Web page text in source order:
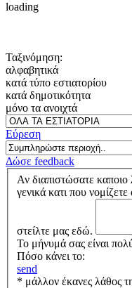
loading
Ταξινόμηση:
αλφαβητικά
κατά τύπο εστιατορίου
κατά δημοτικότητα
μόνο τα ανοιχτά
Εύρεση
Δώσε feedback
Αν διαπιστώσατε
γενικά κατι που
στείλτε μας εδώ.
Το μήνυμά σας είναι
Πόσο κάνει το:
send
* μάλλον έκανες λάθος